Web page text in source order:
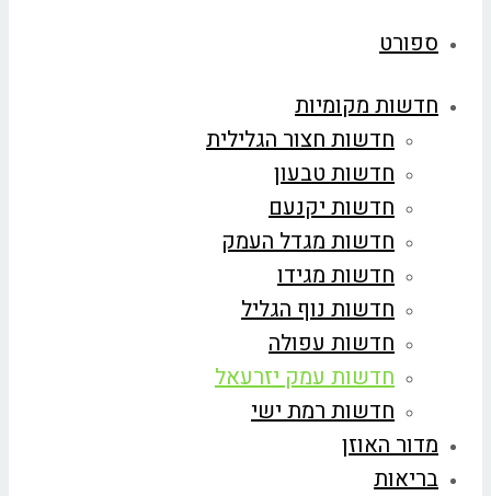
ספורט
חדשות מקומיות
חדשות חצור הגלילית
חדשות טבעון
חדשות יקנעם
חדשות מגדל העמק
חדשות מגידו
חדשות נוף הגליל
חדשות עפולה
חדשות עמק יזרעאל
חדשות רמת ישי
מדור האוזן
בריאות